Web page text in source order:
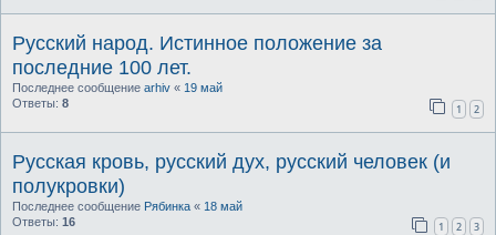
Русский народ. Истинное положение за
последние 100 лет.
Последнее сообщение arhiv « 19 май
Ответы: 8 1 2
Русская кровь, русский дух, русский человек (и
полукровки)
Последнее сообщение Рябинка « 18 май
Ответы: 16 1 2 3